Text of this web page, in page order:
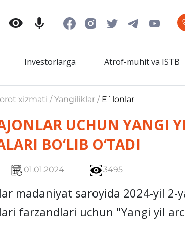
Investorlarga Atrof-muhit va ISTB
xizmati / Yangiliklar / E`lonlar
UCHUN YANGI
BO‘LIB O‘TADI
01.01.2024 3495
madaniyat saroyida 2024-yil 2-
farzandlari uchun "Yangi yil